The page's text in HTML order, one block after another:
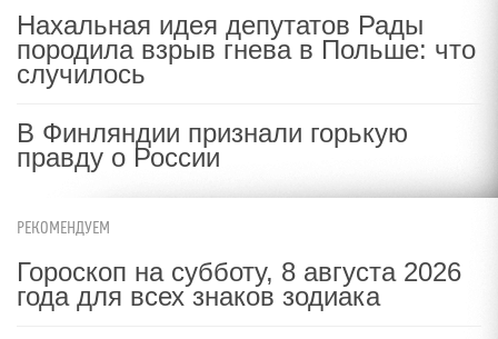
Нахальная идея депутатов Рады
породила взрыв гнева в Польше: что
случилось
В Финляндии признали горькую
правду о России
РЕКОМЕНДУЕМ
Гороскоп на субботу, 8 августа 2026
года для всех знаков зодиака